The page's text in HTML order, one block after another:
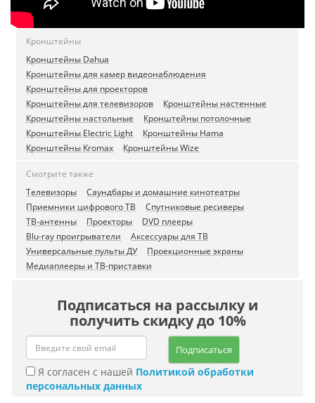
Кронштейны
Кронштейны Dahua
Кронштейны для камер видеонаблюдения
Кронштейны для проекторов
Кронштейны для телевизоров
Кронштейны настенные
Кронштейны настольные
Кронштейны потолочные
Кронштейны Electric Light
Кронштейны Hama
Кронштейны Kromax
Кронштейны Wize
Смотрите также
Телевизоры
Саундбары и домашние кинотеатры
Приемники цифрового ТВ
Спутниковые ресиверы
ТВ-антенны
Проекторы
DVD плееры
Blu-ray проигрыватели
Аксессуары для ТВ
Универсальные пульты ДУ
Проекционные экраны
Медиаплееры и ТВ-приставки
Подписаться на рассылку и
получить скидку до 10%
Подписаться
Я согласен с нашей Политикой обработки
персональных данных